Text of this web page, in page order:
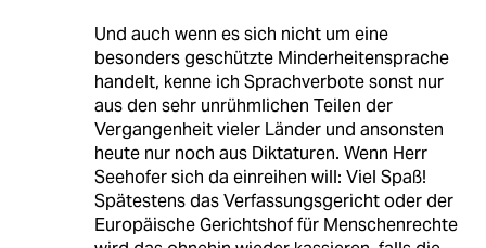
Und auch wenn es sich nicht um eine
besonders geschützte Minderheitensprache
handelt, kenne ich Sprachverbote sonst nur
aus den sehr unrühmlichen Teilen der
Vergangenheit vieler Länder und ansonsten
heute nur noch aus Diktaturen. Wenn Herr
Seehofer sich da einreihen will: Viel Spaß!
Spätestens das Verfassungsgericht oder der
Europäische Gerichtshof für Menschenrechte